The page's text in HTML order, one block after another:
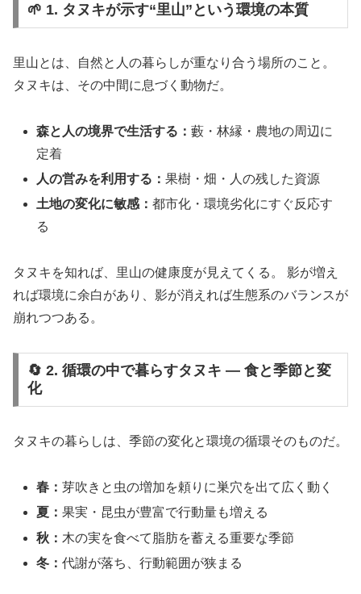
🌱 1. タヌキが示す“里山”という環境の本質
里山とは、自然と人の暮らしが重なり合う場所のこと。
タヌキは、その中間に息づく動物だ。
森と人の境界で生活する：藪・林縁・農地の周辺に
定着
人の営みを利用する：果樹・畑・人の残した資源
土地の変化に敏感：都市化・環境劣化にすぐ反応す
る
タヌキを知れば、里山の健康度が見えてくる。 影が増え
れば環境に余白があり、影が消えれば生態系のバランスが
崩れつつある。
🔄 2. 循環の中で暮らすタヌキ ― 食と季節と変
化
タヌキの暮らしは、季節の変化と環境の循環そのものだ。
春：芽吹きと虫の増加を頼りに巣穴を出て広く動く
夏：果実・昆虫が豊富で行動量も増える
秋： 木の実を食べて脂肪を蓄える重要な季節
冬：代謝が落ち、行動範囲が狭まる